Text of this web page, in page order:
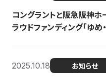
コングラントと阪急阪神ホ
ラウドファンディング「ゆ
2025.10.18 お知らせ